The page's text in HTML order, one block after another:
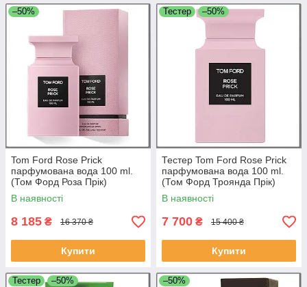
–50%
Tom Ford Rose Prick
парфумована вода 100 ml.
(Том Форд Роза Прік)
В наявності
8 185 ₴ 16 370 ₴
Купити
Тестер –50%
Тестер Tom Ford Rose Prick
парфумована вода 100 ml.
(Том Форд Троянда Прік)
В наявності
7 700 ₴ 15 400 ₴
Купити
Тестер –50% –50%